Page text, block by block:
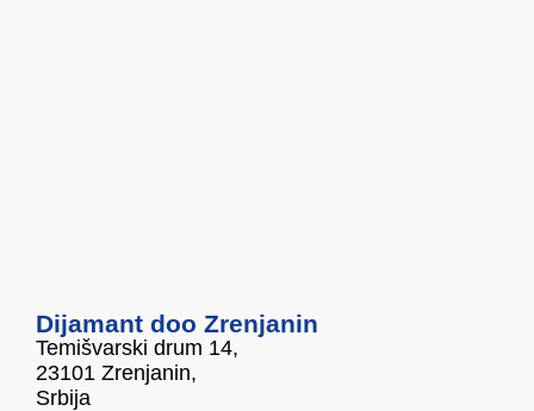
Dijamant doo Zrenjanin
Temišvarski drum 14,
23101 Zrenjanin,
Srbija